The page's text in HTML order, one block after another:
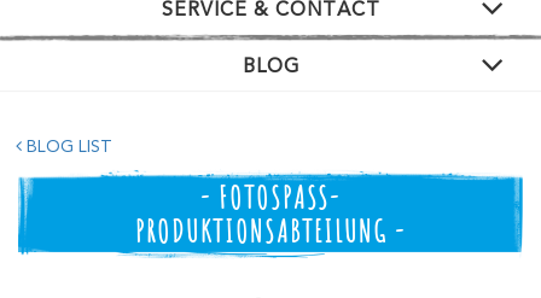
SERVICE & CONTACT
BLOG
BLOG LIST
- FOTOSPASS-P
RODUKTIONSABTEILUNG -